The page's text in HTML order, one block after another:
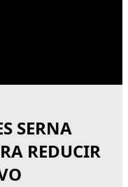
SERNA
REDUCIR